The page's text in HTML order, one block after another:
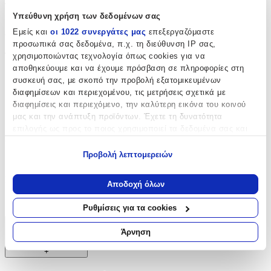
Υπεύθυνη χρήση των δεδομένων σας
Εμείς και οι 1022 συνεργάτες μας επεξεργαζόμαστε
προσωπικά σας δεδομένα, π.χ. τη διεύθυνση IP σας,
χρησιμοποιώντας τεχνολογία όπως cookies για να
αποθηκεύουμε και να έχουμε πρόσβαση σε πληροφορίες στη
συσκευή σας, με σκοπό την προβολή εξατομικευμένων
διαφημίσεων και περιεχομένου, τις μετρήσεις σχετικά με
διαφημίσεις και περιεχόμενο, την καλύτερη εικόνα του κοινού
μας και την ανάπτυξη προϊόντων. Έχετε τη δυνατότητα
Να συλλέξουμε πληροφορίες σχετικά με τη γεωγραφική
σας τοποθεσία, οι οποίες μπορεί να είναι ακριβείς σε
απόσταση μερικών μέτρων
Να αναγνωρίσουμε τη συσκευή σας σαρώνοντας ενεργά
για συγκεκριμένα χαρακτηριστικά (δακτυλικό αποτύπωμα)
Μάθετε περισσότερα σχετικά με τον τρόπο επεξεργασίας των
προσωπικών σας δεδομένων και καθορίστε τις προτιμήσεις σας
Προβολή λεπτομερειών
Αποδοχή όλων
Ρυθμίσεις για τα cookies
Άρνηση
Χαρακτηριστικά
Τύπος:
Μπρελόκ
με Led:
Όχι
Χειροποίητο:
Κατασκευαστής
Abysse
+